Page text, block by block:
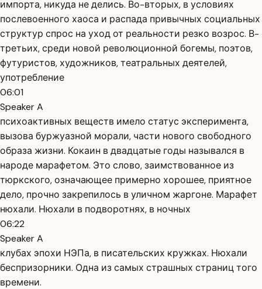
импорта, никуда не делись. Во-вторых, в условиях
послевоенного хаоса и распада привычных социальных
структур спрос на уход от реальности резко возрос. В-
третьих, среди новой революционной богемы, поэтов,
футуристов, художников, театральных деятелей,
употребление
06:01
Speaker A
психоактивных веществ имело статус эксперимента,
вызова буржуазной морали, части нового свободного
образа жизни. Кокаин в двадцатые годы назывался в
народе марафетом. Это слово, заимствованное из
тюркского, означающее примерно хорошее, приятное
дело, прочно закрепилось в уличном жаргоне. Марафет
нюхали. Нюхали в подворотнях, в ночных
06:22
Speaker A
клубах эпохи НЭПа, в писательских кружках. Нюхали
беспризорники. Одна из самых страшных страниц того
времени.